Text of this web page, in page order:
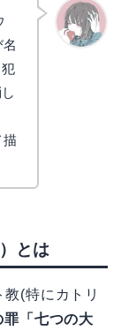
描
とは
教(特にカトリ
「七つの大